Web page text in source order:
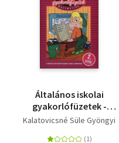
Általános iskolai
gyakorlófüzetek -
Matematika 2.osztály
Kalatovicsné Süle Gyöngyi